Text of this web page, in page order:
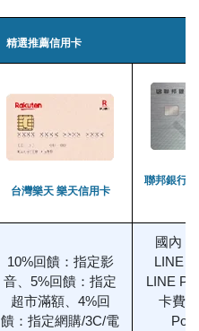
精選推薦信用卡
台灣樂天 樂天信用卡
聯邦銀行
10%回饋：指定影
音、5%回饋：指定
超市滿額、4%回
饋：指定網購/3C/電
國內
LINE
LINE
卡費